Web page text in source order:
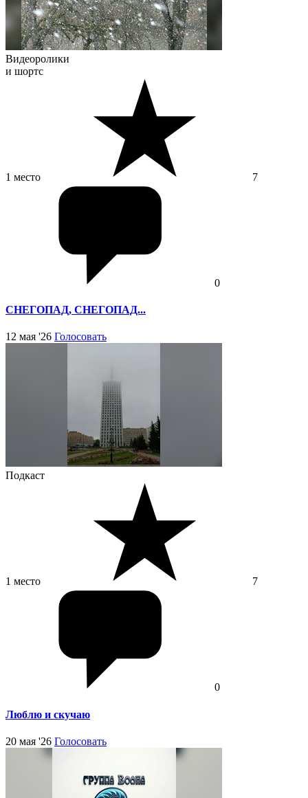
Видеоролики
и шортс
1 место 7
0
СНЕГОПАД, СНЕГОПАД...
12 мая '26 Голосовать
Подкаст
1 место 7
0
Люблю и скучаю
20 мая '26 Голосовать